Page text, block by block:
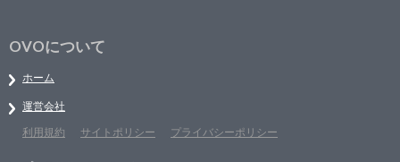
OVOについて
ホーム
運営会社
利用規約
サイトポリシー プライバシーポリシー